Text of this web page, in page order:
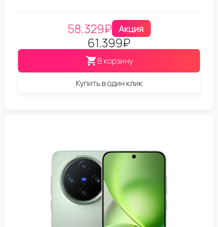
58.329₽ Акция
61.399₽
В корзину
Купить в один клик